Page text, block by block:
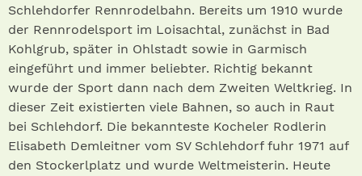
Schlehdorfer Rennrodelbahn. Bereits um 1910 wurde
der Rennrodelsport im Loisachtal, zunächst in Bad
Kohlgrub, später in Ohlstadt sowie in Garmisch
eingeführt und immer beliebter. Richtig bekannt
wurde der Sport dann nach dem Zweiten Weltkrieg. In
dieser Zeit existierten viele Bahnen, so auch in Raut
bei Schlehdorf. Die bekannteste Kocheler Rodlerin
Elisabeth Demleitner vom SV Schlehdorf fuhr 1971 auf
den Stockerlplatz und wurde Weltmeisterin. Heute